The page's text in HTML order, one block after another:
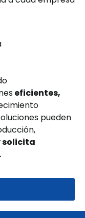
eficientes,
pueden
solicita